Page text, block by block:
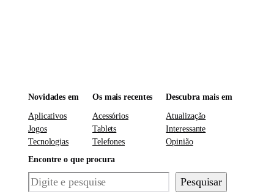
Novidades em
Aplicativos
Jogos
Tecnologias
Os mais recentes
Acessórios
Tablets
Telefones
Descubra mais em
Atualização
Interessante
Opinião
Encontre o que procura
Pesquisar Pesquisar